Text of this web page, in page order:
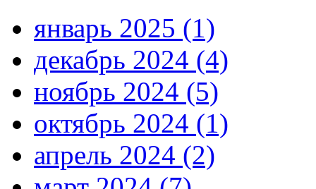
январь 2025 (1)
декабрь 2024 (4)
ноябрь 2024 (5)
октябрь 2024 (1)
апрель 2024 (2)